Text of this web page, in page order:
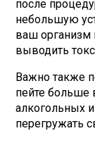
после
небольшую
ваш организм
выводить
Важно также
пейте больше
алкогольных
перегружать